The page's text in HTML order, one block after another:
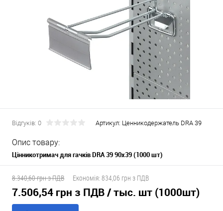
Відгуків: 0 Артикул: Ценникодержатель DRA 39
Опис товару:
Цінникотримач для гачків DRA 39 90х39 (1000 шт)
8.340,60 грн з ПДВ Економія: 834,06 грн з ПДВ
7.506,54 грн з ПДВ/ тыс. шт (1000шт)